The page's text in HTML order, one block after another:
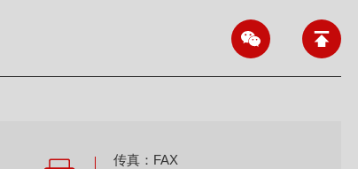
传真：FAX